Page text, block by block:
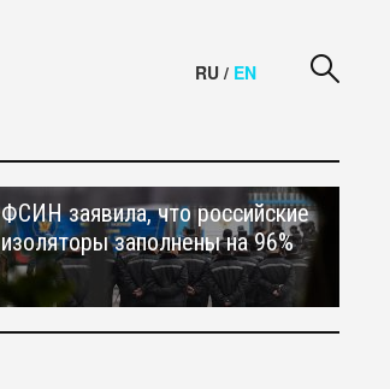
RU / EN
ФСИН заявила, что российские
изоляторы заполнены на 96%